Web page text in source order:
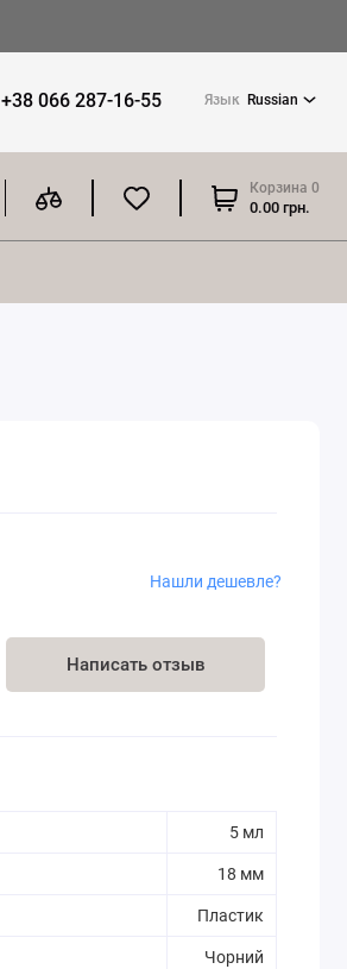
+38 066 287-16-55 Язык Russian
Корзина 0
0.00 грн.
Написать отзыв
Нашли дешевле?
5 мл
18 мм
Пластик
Чорний